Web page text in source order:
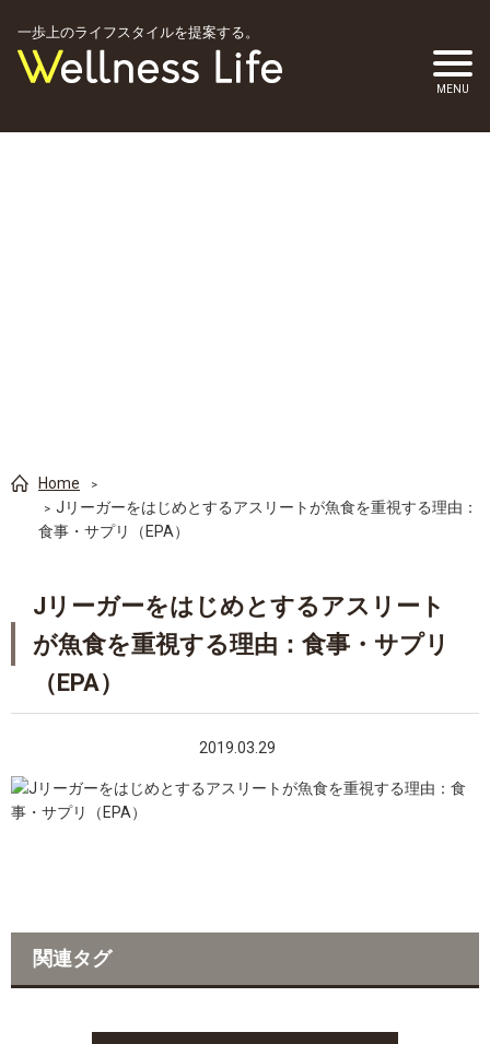
一歩上のライフスタイルを提案する。
Home
Jリーガーをはじめとするアスリートが魚食を重視する理由：
食事・サプリ（EPA）
Jリーガーをはじめとするアスリート
が魚食を重視する理由：食事・サプリ
（EPA）
2019.03.29
関連タグ